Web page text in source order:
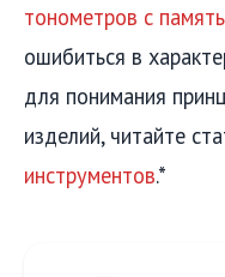
тонометров с
ошибиться в
для понимания
изделий, читайте
инструментов.*